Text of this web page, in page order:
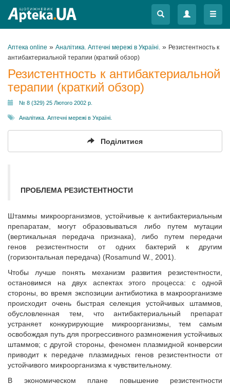
Меню
Меню
Аптека online » Аналітика. Аптечні мережі в Україні. » Резистентность к
антибактериальной терапии (краткий обзор)
Резистентность к антибактериальной
терапии (краткий обзор)
№ 8 (329) 25 Лютого 2002 р.
Аналітика. Аптечні мережі в Україні.
Поділитися
ПРОБЛЕМА РЕЗИСТЕНТНОСТИ
Штаммы микроорганизмов, устойчивые к антибактериальным
препаратам, могут образовываться либо путем мутации
(вертикальная передача признака), либо путем передачи
генов резистентности от одних бактерий к другим
(горизонтальная передача) (Rosamund W., 2001).
Чтобы лучше понять механизм развития резистентности,
остановимся на двух аспектах этого процесса: с одной
стороны, во время экспозиции антибиотика в макроорганизме
происходит очень быстрая селекция устойчивых штаммов,
обусловленная тем, что антибактериальный препарат
устраняет конкурирующие микроорганизмы, тем самым
освобождая путь для прогрессивного размножения устойчивых
штаммов; с другой стороны, феномен плазмидной конверсии
приводит к передаче плазмидных генов резистентности от
устойчивого микроорганизма к чувствительному.
В экономическом плане повышение резистентности